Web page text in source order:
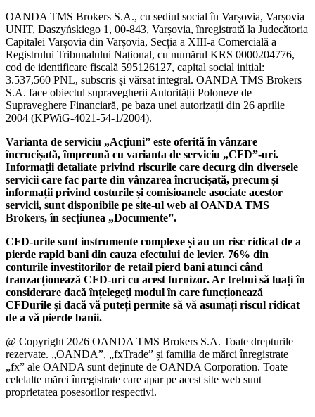
OANDA TMS Brokers S.A., cu sediul social în Varșovia, Varșovia
UNIT, Daszyńskiego 1, 00-843, Varșovia, înregistrată la Judecătoria
Capitalei Varșovia din Varșovia, Secția a XIII-a Comercială a
Registrului Tribunalului Național, cu numărul KRS 0000204776,
cod de identificare fiscală 595126127, capital social inițial:
3.537,560 PNL, subscris și vărsat integral. OANDA TMS Brokers
S.A. face obiectul supravegherii Autorității Poloneze de
Supraveghere Financiară, pe baza unei autorizații din 26 aprilie
2004 (KPWiG-4021-54-1/2004).
Varianta de serviciu „Acțiuni” este oferită în vânzare
încrucișată, împreună cu varianta de serviciu „CFD”-uri.
Informații detaliate privind riscurile care decurg din diversele
servicii care fac parte din vânzarea încrucișată, precum și
informații privind costurile și comisioanele asociate acestor
servicii, sunt disponibile pe site-ul web al OANDA TMS
Brokers, în secțiunea „Documente”.
CFD-urile sunt instrumente complexe și au un risc ridicat de a
pierde rapid bani din cauza efectului de levier. 76% din
conturile investitorilor de retail pierd bani atunci când
tranzacționează CFD-uri cu acest furnizor. Ar trebui să luați în
considerare dacă înțelegeți modul în care funcționează
CFDurile și dacă vă puteți permite să vă asumați riscul ridicat
de a vă pierde banii.
@ Copyright 2026 OANDA TMS Brokers S.A. Toate drepturile
rezervate. „OANDA”, „fxTrade” și familia de mărci înregistrate
„fx” ale OANDA sunt deținute de OANDA Corporation. Toate
celelalte mărci înregistrate care apar pe acest site web sunt
proprietatea posesorilor respectivi.